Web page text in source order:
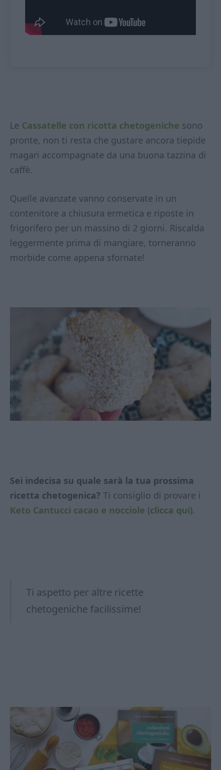
Le Cassatelle con ricotta chetogeniche sono
pronte, non ti resta che gustare ancora tiepide
magari accompagnate da una buona tazzina di
caffè.
Quelle avanzate vanno conservate in un
contenitore a chiusura ermetica e riposte in
frigorifero per un massino di 2 giorni. Riscalda
leggermente prima di mangiare, torneranno
morbide come appena sfornate!
Sei indecisa su quale sarà la tua prossima
ricetta chetogenica? Ti consiglio di provare i
Keto Cantucci cacao e nocciole (clicca qui).
Ti aspetto per altre ricette
chetogeniche facilissime!